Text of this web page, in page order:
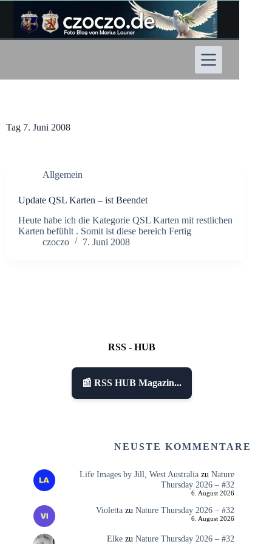
Inhalt
springen
Tag 7. Juni 2008
Allgemein
Update QSL Karten – ist Beendet
Heute habe ich die Kategorie QSL Karten mit restlichen
Karten befühlt . Somit ist diese bereich Fertig
czoczo
7. Juni 2008
RSS - HUB
📰 RSS HUB Magazin...
NEUSTE KOMMENTARE
Life Images by Jill, West Australiazu Nature
Thursday 2026 – #32
6. August 2026
Violettazu Nature Thursday 2026 – #32
6. August 2026
Elkezu Nature Thursday 2026 – #32